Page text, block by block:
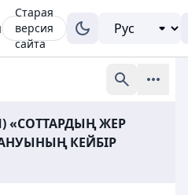
Старая
версия
сайта
«СОТТАРДЫҢ ЖЕР
КЕЙБІР